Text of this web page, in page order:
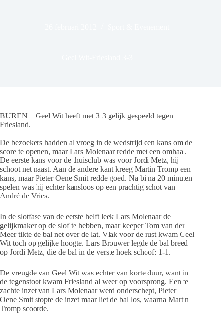
BUREN – Geel Wit heeft met 3-3 gelijk gespeeld tegen
Friesland.
De bezoekers hadden al vroeg in de wedstrijd een kans om de
score te openen, maar Lars Molenaar redde met een omhaal.
De eerste kans voor de thuisclub was voor Jordi Metz, hij
schoot net naast. Aan de andere kant kreeg Martin Tromp een
kans, maar Pieter Oene Smit redde goed. Na bijna 20 minuten
spelen was hij echter kansloos op een prachtig schot van
André de Vries.
In de slotfase van de eerste helft leek Lars Molenaar de
gelijkmaker op de slof te hebben, maar keeper Tom van der
Meer tikte de bal net over de lat. Vlak voor de rust kwam Geel
Wit toch op gelijke hoogte. Lars Brouwer legde de bal breed
op Jordi Metz, die de bal in de verste hoek schoof: 1-1.
De vreugde van Geel Wit was echter van korte duur, want in
de tegenstoot kwam Friesland al weer op voorsprong. Een te
zachte inzet van Lars Molenaar werd onderschept, Pieter
Oene Smit stopte de inzet maar liet de bal los, waarna Martin
Tromp scoorde.